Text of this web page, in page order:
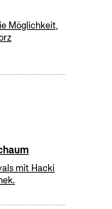
Möglichkeit,
mit Hacki